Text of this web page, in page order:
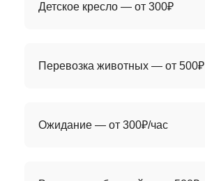
Детское кресло — от 300₽
Перевозка животных — от 500₽
Ожидание — от 300₽/час